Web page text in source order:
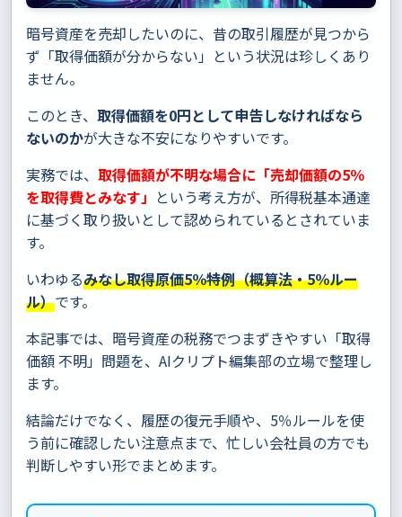
暗号資産を売却したいのに、昔の取引履歴が見つから
ず「取得価額が分からない」という状況は珍しくあり
ません。
このとき、 取得価額を0円として申告しなければなら
ないのかが大きな不安になりやすいです。
実務では、 取得価額が不明な場合に「売却価額の5％
を取得費とみなす」 という考え方が、所得税基本通達
に基づく取り扱いとして認められているとされていま
す。
いわゆるみなし取得原価5％特例（概算法・5％ルー
ル）です。
本記事では、暗号資産の税務でつまずきやすい「取得
価額 不明」問題を、AIクリプト編集部の立場で整理し
ます。
結論だけでなく、履歴の復元手順や、5％ルールを使
う前に確認したい注意点まで、忙しい会社員の方でも
判断しやすい形でまとめます。